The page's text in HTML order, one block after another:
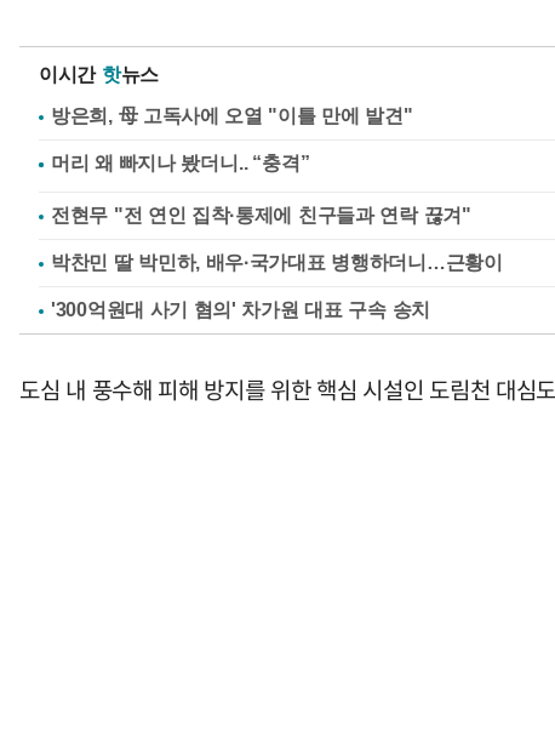
이시간 핫뉴스
방은희, 母 고독사에 오열 "이틀 만에 발견"
전현무 "전 연인 집착·통제에 친구들과 연락 끊겨"
박찬민 딸 박민하, 배우·국가대표 병행하더니…근황이
'300억원대 사기 혐의' 차가원 대표 구속 송치
도심 내 풍수해 피해 방지를 위한 핵심 시설인 도림천 대